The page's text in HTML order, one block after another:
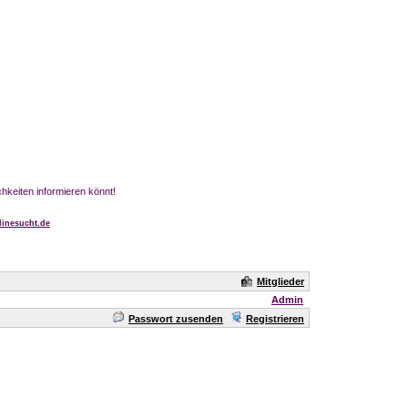
informieren könnt!
Mitglieder
Admin
Passwort zusenden
Registrieren